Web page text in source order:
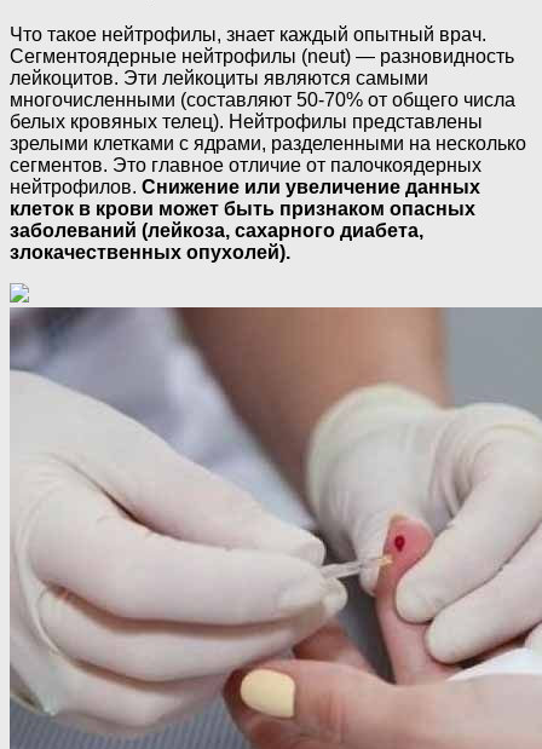
Что такое нейтрофилы, знает каждый опытный врач.
Сегментоядерные нейтрофилы (neut) — разновидность
лейкоцитов. Эти лейкоциты являются самыми
многочисленными (составляют 50-70% от общего числа
белых кровяных телец). Нейтрофилы представлены
зрелыми клетками с ядрами, разделенными на несколько
сегментов. Это главное отличие от палочкоядерных
нейтрофилов. Снижение или увеличение данных
клеток в крови может быть признаком опасных
заболеваний (лейкоза, сахарного диабета,
злокачественных опухолей).